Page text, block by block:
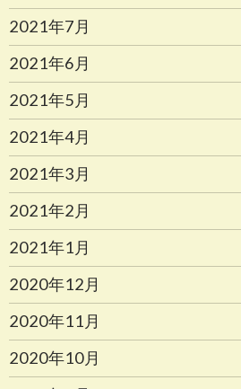
2021年7月
2021年6月
2021年5月
2021年4月
2021年3月
2021年2月
2021年1月
2020年12月
2020年11月
2020年10月